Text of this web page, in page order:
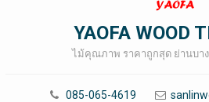
YAOFA WOOD
ไม้คุณภาพ ราคาถูกสุด ย่านบา
085-065-4619